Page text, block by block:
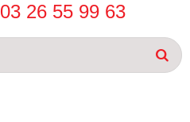
03 26 55 99 63